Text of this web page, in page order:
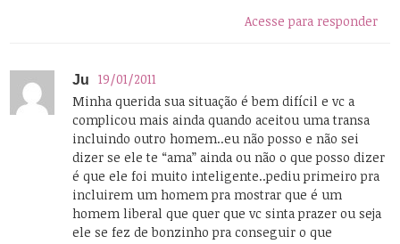
Acesse para responder
Ju
19/01/2011
Minha querida sua situação é bem difícil e vc a
complicou mais ainda quando aceitou uma transa
incluindo outro homem..eu não posso e não sei
dizer se ele te “ama” ainda ou não o que posso dizer
é que ele foi muito inteligente..pediu primeiro pra
incluirem um homem pra mostrar que é um
homem liberal que quer que vc sinta prazer ou seja
ele se fez de bonzinho pra conseguir o que